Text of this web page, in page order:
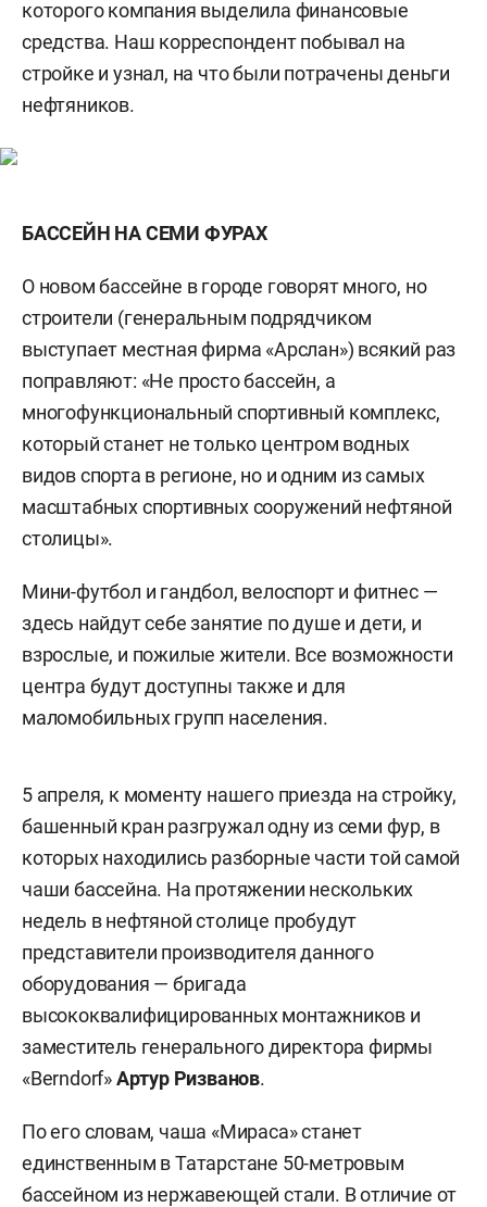
которого компания выделила финансовые
средства. Наш корреспондент побывал на
стройке и узнал, на что были потрачены деньги
нефтяников.
БАССЕЙН НА СЕМИ ФУРАХ
О новом бассейне в городе говорят много, но
строители (генеральным подрядчиком
выступает местная фирма «Арслан») всякий раз
поправляют: «Не просто бассейн, а
многофункциональный спортивный комплекс,
который станет не только центром водных
видов спорта в регионе, но и одним из самых
масштабных спортивных сооружений нефтяной
столицы».
Мини-футбол и гандбол, велоспорт и фитнес —
здесь найдут себе занятие по душе и дети, и
взрослые, и пожилые жители. Все возможности
центра будут доступны также и для
маломобильных групп населения.
5 апреля, к моменту нашего приезда на стройку,
башенный кран разгружал одну из семи фур, в
которых находились разборные части той самой
чаши бассейна. На протяжении нескольких
недель в нефтяной столице пробудут
представители производителя данного
оборудования — бригада
высококвалифицированных монтажников и
заместитель генерального директора фирмы
«Berndorf»Артур Ризванов.
По его словам, чаша «Мираса» станет
единственным в Татарстане 50-метровым
бассейном из нержавеющей стали. В отличие от